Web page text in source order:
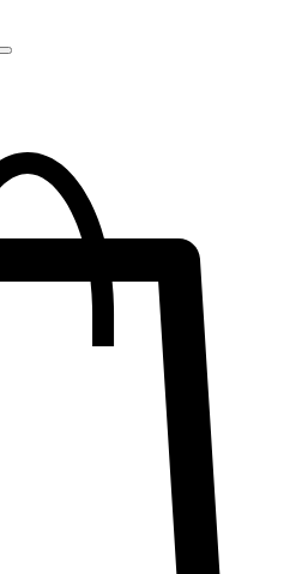
Search